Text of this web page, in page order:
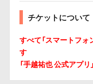
チケットについて
すべて「スマートフォ
す
「手越祐也 公式アプ